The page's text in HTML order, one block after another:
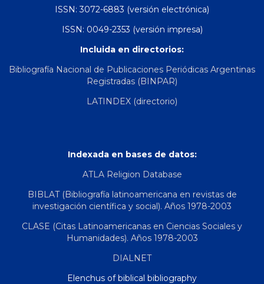
ISSN: 3072-6883 (versión electrónica)
ISSN: 0049-2353 (versión impresa)
Incluida en directorios:
Bibliografía Nacional de Publicaciones Periódicas Argentinas
Registradas (BINPAR)
LATINDEX (directorio)
Indexada en bases de datos:
ATLA Religion Database
BIBLAT (Bibliografía latinoamericana en revistas de
investigación científica y social). Años 1978-2003
CLASE (Citas Latinoamericanas en Ciencias Sociales y
Humanidades). Años 1978-2003
DIALNET
Elenchus of biblical bibliography